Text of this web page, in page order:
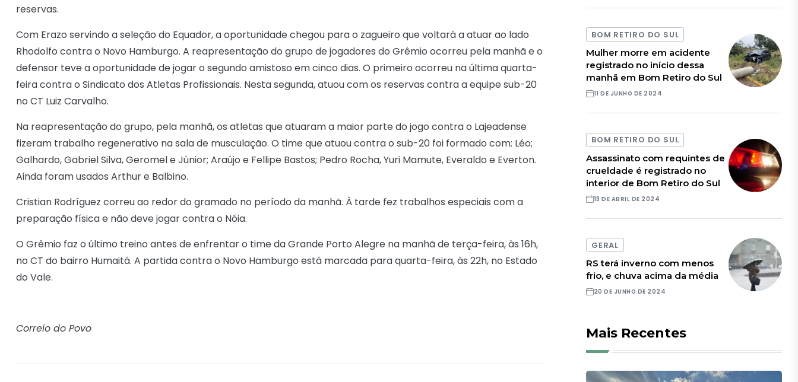
reservas.
Com Erazo servindo a seleção do Equador, a oportunidade chegou para o zagueiro que voltará a atuar ao lado
Rhodolfo contra o Novo Hamburgo. A reapresentação do grupo de jogadores do Grêmio ocorreu pela manhã e o
defensor teve a oportunidade de jogar o segundo amistoso em cinco dias. O primeiro ocorreu na última quarta-
feira contra o Sindicato dos Atletas Profissionais. Nesta segunda, atuou com os reservas contra a equipe sub-20
no CT Luiz Carvalho.
Na reapresentação do grupo, pela manhã, os atletas que atuaram a maior parte do jogo contra o Lajeadense
fizeram trabalho regenerativo na sala de musculação. O time que atuou contra o sub-20 foi formado com: Léo;
Galhardo, Gabriel Silva, Geromel e Júnior; Araújo e Fellipe Bastos; Pedro Rocha, Yuri Mamute, Everaldo e Everton.
Ainda foram usados Arthur e Balbino.
Cristian Rodríguez correu ao redor do gramado no período da manhã. À tarde fez trabalhos especiais com a
preparação física e não deve jogar contra o Nóia.
O Grêmio faz o último treino antes de enfrentar o time da Grande Porto Alegre na manhã de terça-feira, às 16h,
no CT do bairro Humaitá. A partida contra o Novo Hamburgo está marcada para quarta-feira, às 22h, no Estado
do Vale.
Correio do Povo
BOM RETIRO DO SUL
Mulher morre em acidente
registrado no início dessa
manhã em Bom Retiro do Sul
11 DE JUNHO DE 2024
BOM RETIRO DO SUL
Assassinato com requintes de
crueldade é registrado no
interior de Bom Retiro do Sul
13 DE ABRIL DE 2024
GERAL
RS terá inverno com menos
frio, e chuva acima da média
20 DE JUNHO DE 2024
Mais Recentes